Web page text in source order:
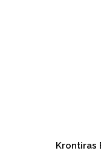
Krontiras